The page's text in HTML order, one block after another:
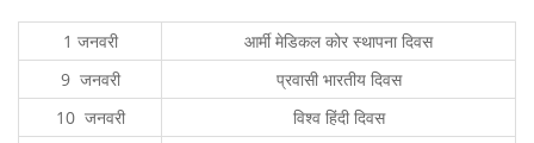
1 जनवरी
आर्मी मेडिकल कोर स्थापना दिवस
9 जनवरी
प्रवासी भारतीय दिवस
10 जनवरी
विश्व हिंदी दिवस